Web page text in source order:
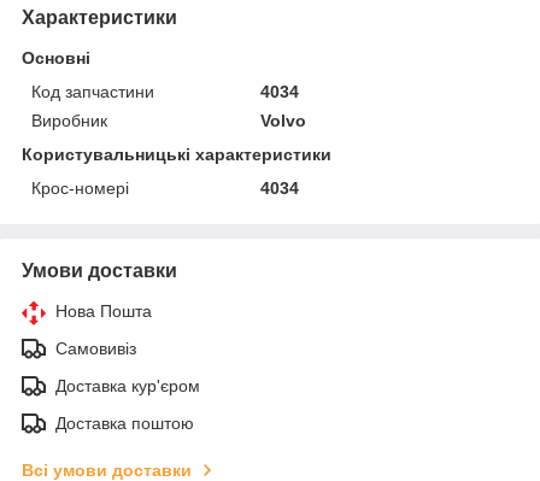
Характеристики
Основні
Код запчастини
4034
Виробник
Volvo
Користувальницькі характеристики
Крос-номері
4034
Умови доставки
Нова Пошта
Самовивіз
Доставка кур'єром
Доставка поштою
Всі умови доставки